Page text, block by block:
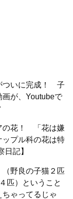
ついに完成！ 子
が、Youtubeで
の花！ 「花は嫌
プル科の花は特
記】
（野良の子猫２匹
匹）ということ
ゃってるじゃ